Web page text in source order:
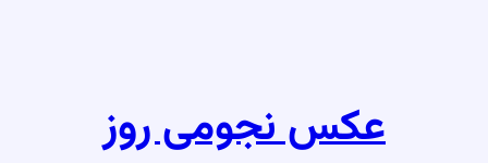
عکس نجومی روز